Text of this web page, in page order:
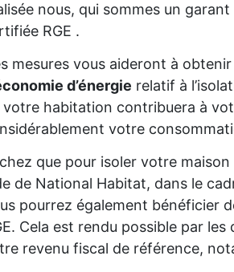
nous, qui sommes un
RGE .
mesures vous aideront à
d’énergie relatif à
votre habitation contribuera à
votre
que pour isoler votre
de National Habitat, dans le
pourrez également bénéficier
Cela est rendu possible par
revenu fiscal de référence,